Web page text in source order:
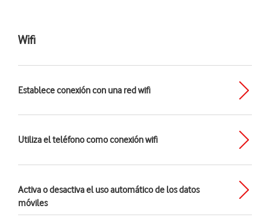
Wifi
Establece conexión con una red wifi
Utiliza el teléfono como conexión wifi
Activa o desactiva el uso automático de los datos
móviles